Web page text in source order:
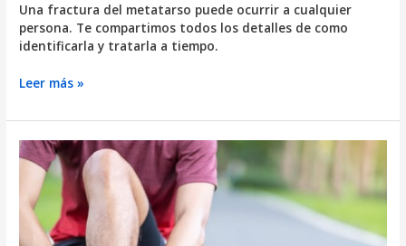
Una fractura del metatarso puede ocurrir a cualquier
persona. Te compartimos todos los detalles de como
identificarla y tratarla a tiempo.
Fractura
metatarso,
lo
que
implica
esta
rotura
Leer más »